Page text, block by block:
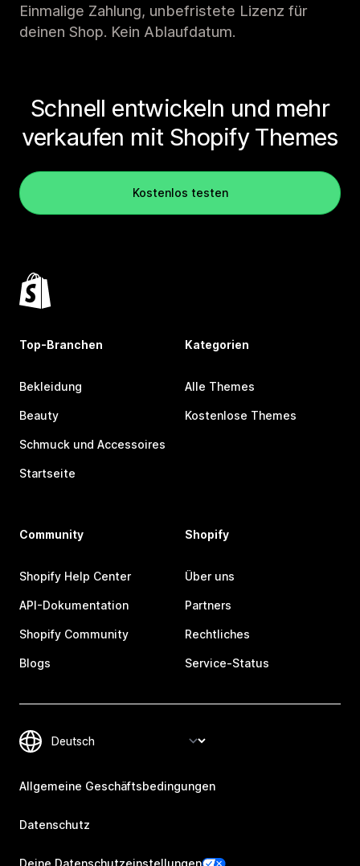
Einmalige Zahlung, unbefristete Lizenz für
deinen Shop. Kein Ablaufdatum.
Schnell entwickeln und mehr
verkaufen mit Shopify Themes
Kostenlos testen
Top-Branchen
Bekleidung
Beauty
Schmuck und Accessoires
Startseite
Kategorien
Alle Themes
Kostenlose Themes
Community
Shopify Help Center
API-Dokumentation
Shopify Community
Blogs
Shopify
Über uns
Partners
Rechtliches
Service-Status
Allgemeine Geschäftsbedingungen
Datenschutz